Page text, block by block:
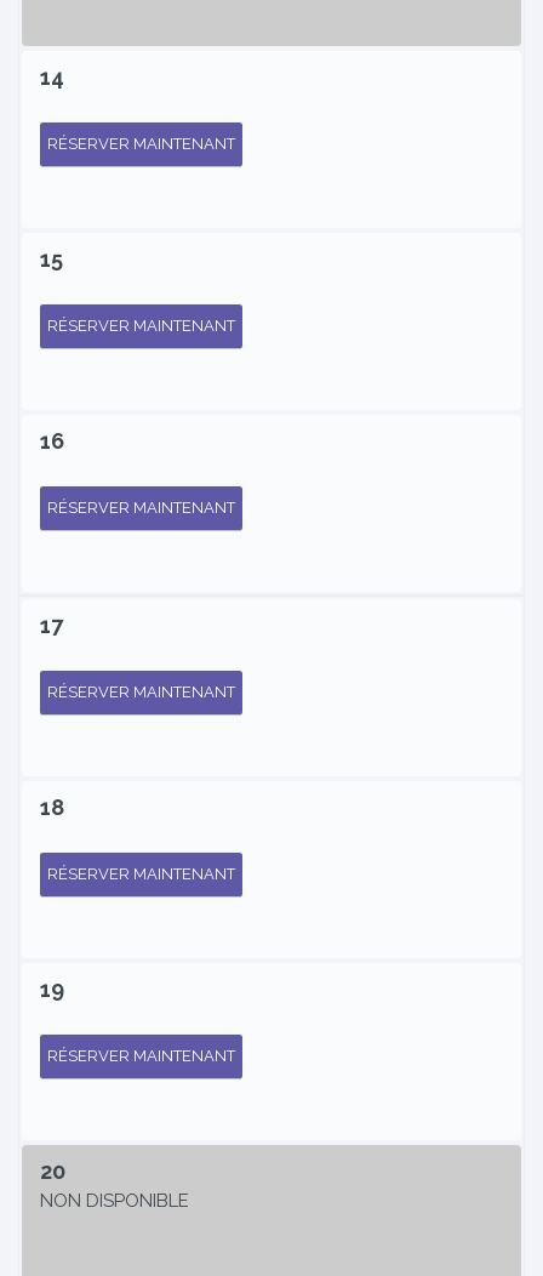
14
RÉSERVER MAINTENANT
15
RÉSERVER MAINTENANT
16
RÉSERVER MAINTENANT
17
RÉSERVER MAINTENANT
18
RÉSERVER MAINTENANT
19
RÉSERVER MAINTENANT
20
NON DISPONIBLE